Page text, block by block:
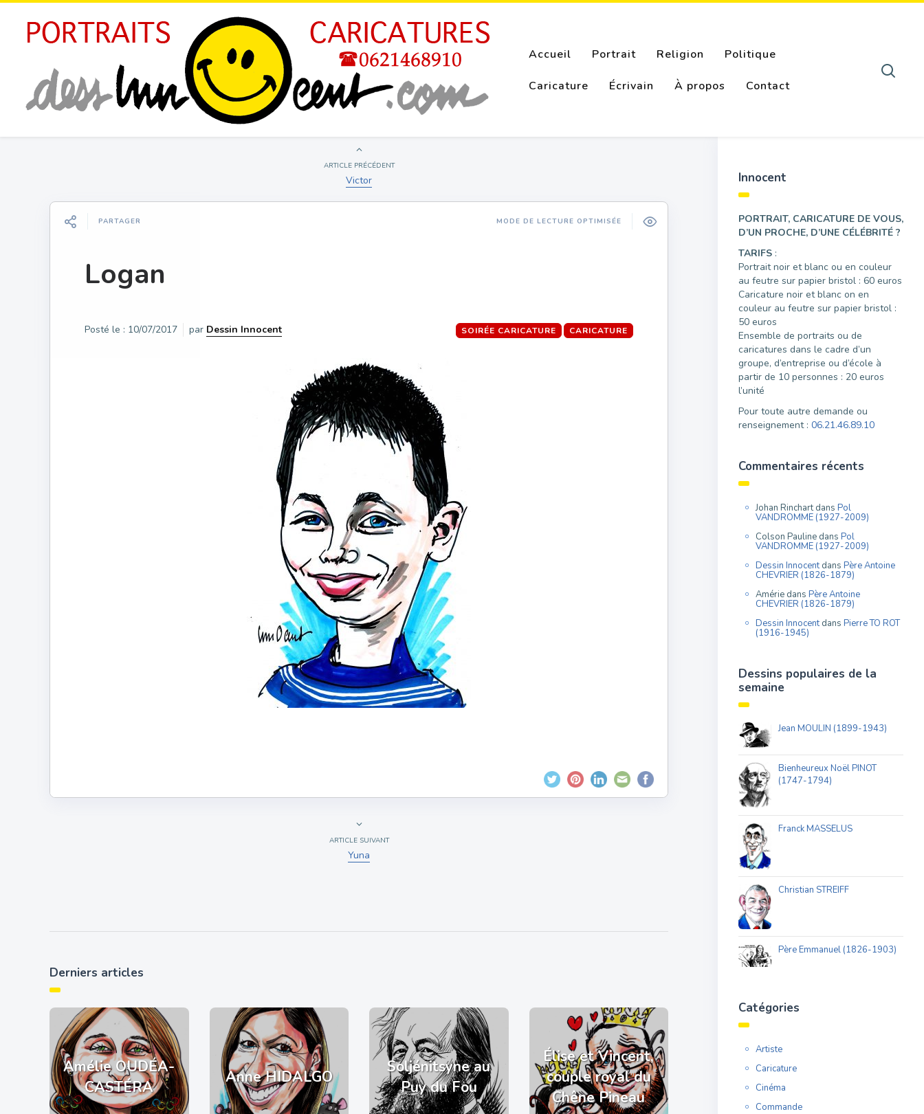
Accueil Portrait Religion Politique
Caricature Écrivain À propos Contact
ARTICLE PRÉCÉDENT
Victor
PARTAGER MODE DE LECTURE OPTIMISÉE
Logan
Posté le : 10/07/2017 par Dessin Innocent CARICATURE
SOIRÉE CARICATURE
ARTICLE SUIVANT
Yuna
Derniers articles
Amélie OUDÉA-
CASTÉRA
Anne HIDALGO
Soljénitsyne au
Puy du Fou
Élise et Vincent,
couple royal du
Chêne Pineau
Innocent
PORTRAIT, CARICATURE DE VOUS,
D’UN PROCHE, D’UNE CÉLÉBRITÉ ?
TARIFS :
Portrait noir et blanc ou en couleur
au feutre sur papier bristol : 60 euros
Caricature noir et blanc on en
couleur au feutre sur papier bristol :
50 euros
Ensemble de portraits ou de
caricatures dans le cadre d’un
groupe, d’entreprise ou d’école à
partir de 10 personnes : 20 euros
l’unité
Pour toute autre demande ou
renseignement : 06.21.46.89.10
Commentaires récents
Johan Rinchartdans Pol
VANDROMME (1927-2009)
Colson Pauline dans Pol
VANDROMME (1927-2009)
Dessin Innocentdans Père Antoine
CHEVRIER (1826-1879)
Amérie dans Père Antoine
CHEVRIER (1826-1879)
Dessin Innocentdans Pierre TO ROT
(1916-1945)
Dessins populaires de la
semaine
Jean MOULIN (1899-1943)
Bienheureux Noël PINOT
(1747-1794)
Franck MASSELUS
Christian STREIFF
Père Emmanuel (1826-1903)
Catégories
Artiste
Caricature
Cinéma
Commande